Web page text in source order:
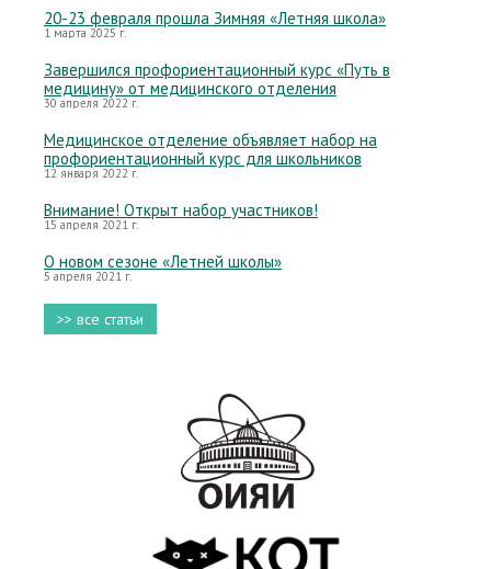
20-23 февраля прошла Зимняя «Летняя школа»
1 марта 2025 г.
Завершился профориентационный курс «Путь в
медицину» от медицинского отделения
30 апреля 2022 г.
Медицинское отделение объявляет набор на
профориентационный курс для школьников
12 января 2022 г.
Внимание! Открыт набор участников!
15 апреля 2021 г.
О новом сезоне «Летней школы»
5 апреля 2021 г.
>> все статьи